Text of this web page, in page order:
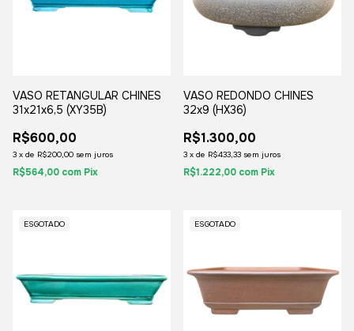
VASO RETANGULAR CHINES
31x21x6,5 (XY35B)
R$600,00
3 x de R$200,00 sem juros
R$564,00 com Pix
VASO REDONDO CHINES
32x9 (HX36)
R$1.300,00
3 x de R$433,33 sem juros
R$1.222,00 com Pix
ESGOTADO ESGOTADO